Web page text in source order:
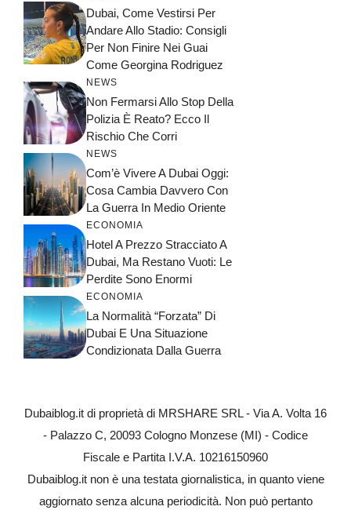
Dubai, Come Vestirsi Per
Andare Allo Stadio: Consigli
Per Non Finire Nei Guai
Come Georgina Rodriguez
NEWS
Non Fermarsi Allo Stop Della
Polizia È Reato? Ecco Il
Rischio Che Corri
NEWS
Com’è Vivere A Dubai Oggi:
Cosa Cambia Davvero Con
La Guerra In Medio Oriente
ECONOMIA
Hotel A Prezzo Stracciato A
Dubai, Ma Restano Vuoti: Le
Perdite Sono Enormi
ECONOMIA
La Normalità “forzata” Di
Dubai E Una Situazione
Condizionata Dalla Guerra
Dubaiblog.it di proprietà di MRSHARE SRL - Via A. Volta 16
- Palazzo C, 20093 Cologno Monzese (MI) - Codice
Fiscale e Partita I.V.A. 10216150960
Dubaiblog.it non è una testata giornalistica, in quanto viene
aggiornato senza alcuna periodicità. Non può pertanto